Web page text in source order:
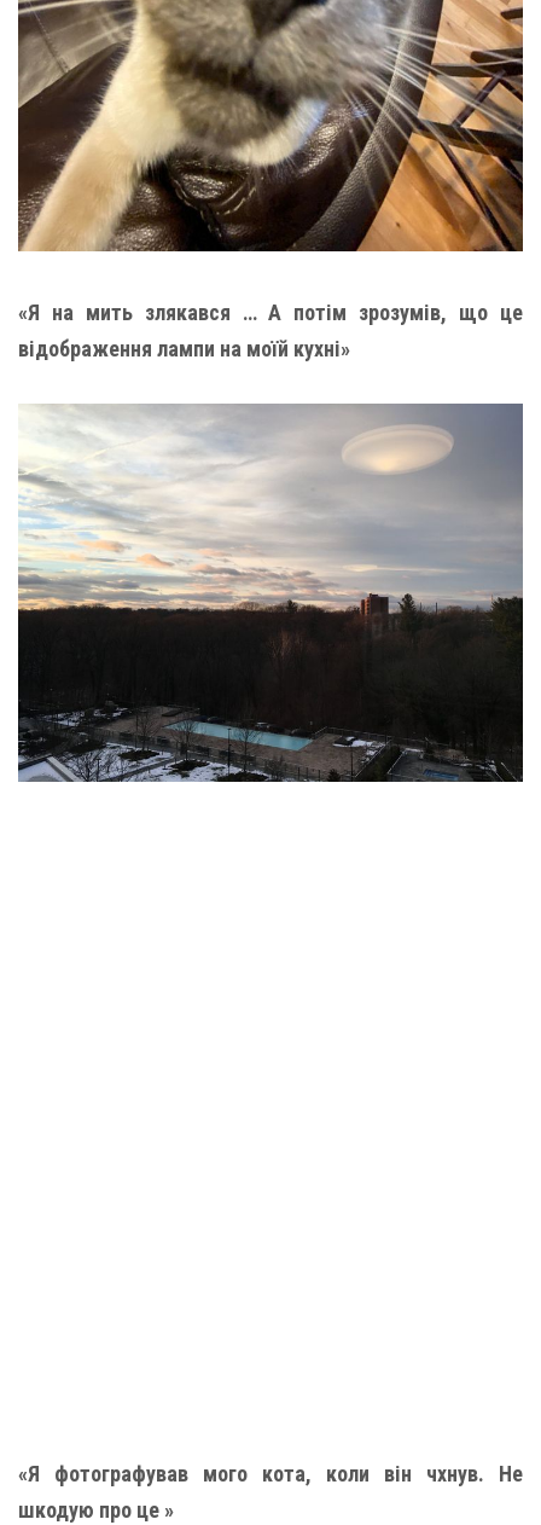
«Я на мить злякався … А потім зрозумів, що це
відображення лампи на моїй кухні»
«Я фотографував мого кота, коли він чхнув. Не
шкодую про це »